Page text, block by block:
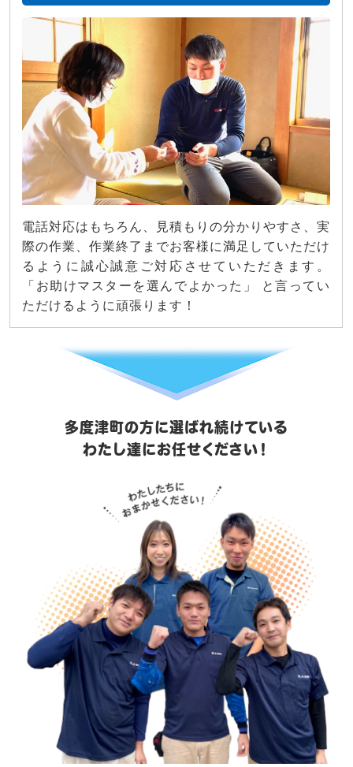
電話対応はもちろん、見積もりの分かりやすさ、実
際の作業、作業終了までお客様に満足していただけ
るように誠心誠意ご対応させていただきます。
「お助けマスターを選んでよかった」 と言ってい
ただけるように頑張ります！
多度津町の方に選ばれ続けている
わたし達にお任せください！